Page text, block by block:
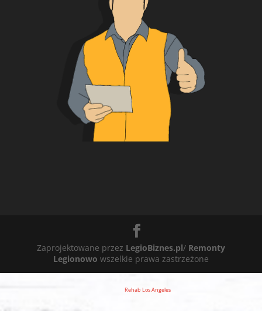
Zaprojektowane przez LegioBiznes.pl/ Remonty
Legionowo wszelkie prawa zastrzeżone
Rehab Los Angeles